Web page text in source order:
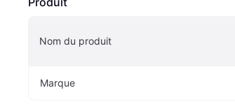
Nom du produit
Marque